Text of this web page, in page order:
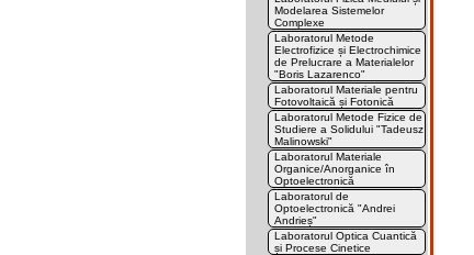
Modelarea Sistemelor
Complexe
Laboratorul Metode
Electrofizice și Electrochimice
de Prelucrare a Materialelor
"Boris Lazarenco"
Laboratorul Materiale pentru
Fotovoltaică și Fotonică
Laboratorul Metode Fizice de
Studiere a Solidului "Tadeusz
Malinowski"
Laboratorul Materiale
Organice/Anorganice în
Optoelectronică
Laboratorul de
Optoelectronică "Andrei
Andrieș"
Laboratorul Optica Cuantică
și Procese Cinetice